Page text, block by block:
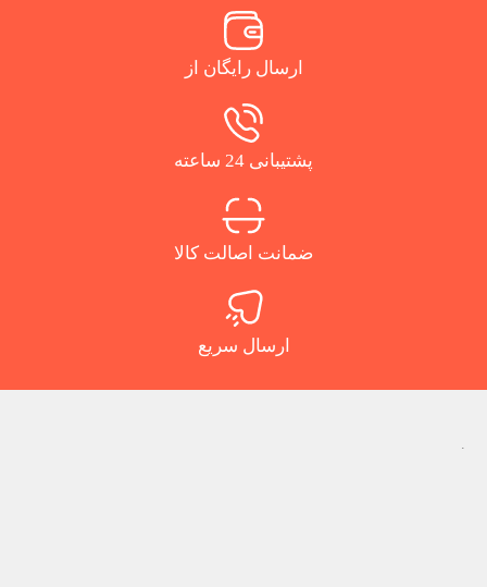
ارسال رایگان از
پشتیبانی 24 ساعته
ضمانت اصالت کالا
ارسال سریع
.